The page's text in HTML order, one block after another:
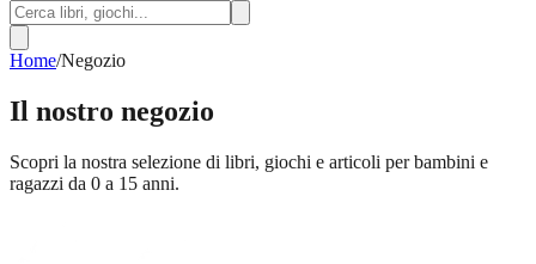
Home/Negozio
Il nostro negozio
Scopri la nostra selezione di libri, giochi e articoli per bambini e
ragazzi da 0 a 15 anni.